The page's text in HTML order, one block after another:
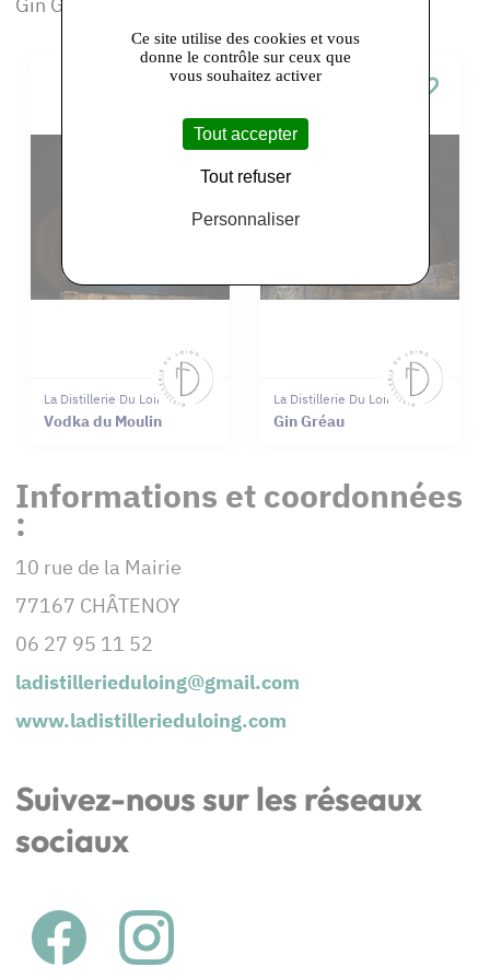
Gin Gréau, Vodka du Loing, Vodka du Moulin
La Distillerie Du Loing
Vodka du Moulin
La Distillerie Du Loing
Gin Gréau
Informations et coordonnées
:
10 rue de la Mairie
77167 CHÂTENOY
06 27 95 11 52
ladistillerieduloing@gmail.com
www.ladistillerieduloing.com
Suivez-nous sur les réseaux
sociaux
Ce site utilise des cookies et vous
donne le contrôle sur ceux que
vous souhaitez activer
Tout accepter
Tout refuser
Personnaliser